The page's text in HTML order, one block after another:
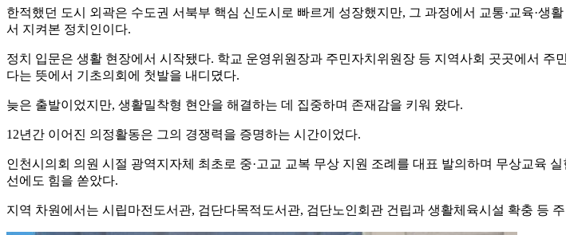
한적했던 도시 외곽은 수도권 서북부 핵심 신도시로 빠르게 성장했지만, 그 과정에서 교통·교육·생
서 지켜본 정치인이다.
정치 입문은 생활 현장에서 시작됐다. 학교 운영위원장과 주민자치위원장 등 지역사회 곳곳에서
다는 뜻에서 기초의회에 첫발을 내디뎠다.
늦은 출발이었지만, 생활밀착형 현안을 해결하는 데 집중하며 존재감을 키워 왔다.
12년간 이어진 의정활동은 그의 경쟁력을 증명하는 시간이었다.
인천시의회 의원 시절 광역지자체 최초로 중·고교 교복 무상 지원 조례를 대표 발의하며 무상교육
선에도 힘을 쏟았다.
지역 차원에서는 시립마전도서관, 검단다목적도서관, 검단노인회관 건립과 생활체육시설 확충 등